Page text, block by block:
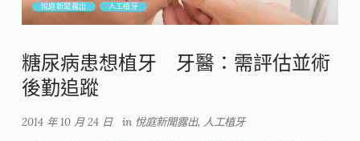
悅庭新聞露出 人工植牙
糖尿病患想植牙 牙醫：需評估並術
後勤追蹤
2014 年 10 月 24 日 in 悅庭新聞露出, 人工植牙